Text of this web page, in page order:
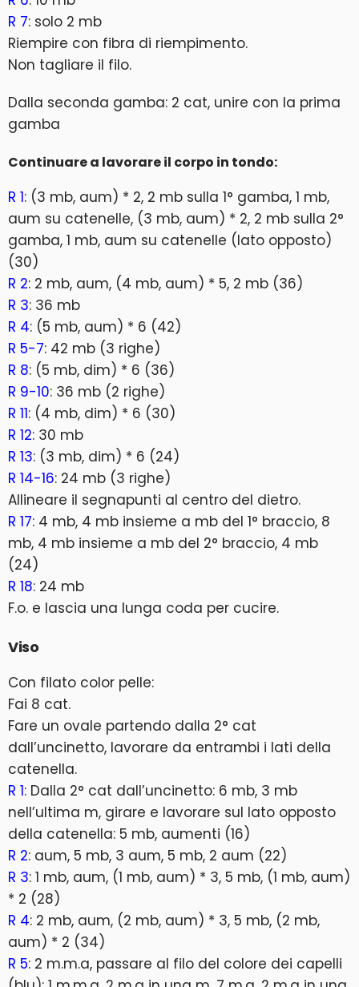
R 7: solo 2 mb
Riempire con fibra di riempimento.
Non tagliare il filo.
Dalla seconda gamba: 2 cat, unire con la prima
gamba
Continuare a lavorare il corpo in tondo:
R 1: (3 mb, aum) * 2, 2 mb sulla 1° gamba, 1 mb,
aum su catenelle, (3 mb, aum) * 2, 2 mb sulla 2°
gamba, 1 mb, aum su catenelle (lato opposto)
(30)
R 2: 2 mb, aum, (4 mb, aum) * 5, 2 mb (36)
R 3: 36 mb
R 4: (5 mb, aum) * 6 (42)
R 5-7: 42 mb (3 righe)
R 8: (5 mb, dim) * 6 (36)
R 9-10: 36 mb (2 righe)
R 11: (4 mb, dim) * 6 (30)
R 12: 30 mb
R 13: (3 mb, dim) * 6 (24)
R 14-16: 24 mb (3 righe)
Allineare il segnapunti al centro del dietro.
R 17: 4 mb, 4 mb insieme a mb del 1° braccio, 8
mb, 4 mb insieme a mb del 2° braccio, 4 mb
(24)
R 18: 24 mb
F.o. e lascia una lunga coda per cucire.
Viso
Con filato color pelle:
Fai 8 cat.
Fare un ovale partendo dalla 2° cat
dall’uncinetto, lavorare da entrambi i lati della
catenella.
R 1: Dalla 2° cat dall’uncinetto: 6 mb, 3 mb
nell’ultima m, girare e lavorare sul lato opposto
della catenella: 5 mb, aumenti (16)
R 2: aum, 5 mb, 3 aum, 5 mb, 2 aum (22)
R 3: 1 mb, aum, (1 mb, aum) * 3, 5 mb, (1 mb, aum)
* 2 (28)
R 4: 2 mb, aum, (2 mb, aum) * 3, 5 mb, (2 mb,
aum) * 2 (34)
R 5: 2 m.m.a, passare al filo del colore dei capelli